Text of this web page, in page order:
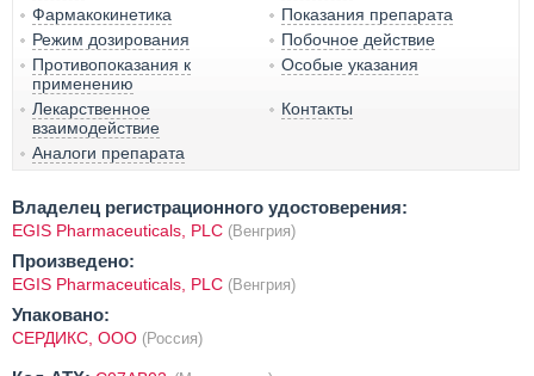
Фармакокинетика
Показания препарата
Режим дозирования
Побочное действие
Противопоказания к
применению
Особые указания
Лекарственное
взаимодействие
Контакты
Аналоги препарата
Владелец регистрационного удостоверения:
EGIS Pharmaceuticals, PLC (Венгрия)
Произведено:
EGIS Pharmaceuticals, PLC (Венгрия)
Упаковано:
СЕРДИКС, ООО (Россия)